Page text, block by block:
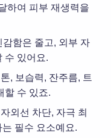
하여 피부 재생력을
감함은 줄고, 외부 자
수 있어요.
, 보습력, 잔주름, 트
할 수 있죠.
외선 차단, 자극 최
필수 요소예요.